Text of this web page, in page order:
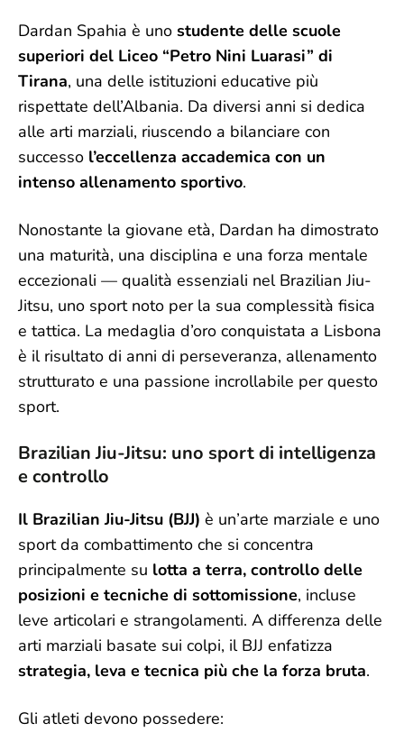
Dardan Spahia è uno studente delle scuole
superiori del Liceo “Petro Nini Luarasi” di
Tirana, una delle istituzioni educative più
rispettate dell’Albania. Da diversi anni si dedica
alle arti marziali, riuscendo a bilanciare con
successo l’eccellenza accademica con un
intenso allenamento sportivo.
Nonostante la giovane età, Dardan ha dimostrato
una maturità, una disciplina e una forza mentale
eccezionali — qualità essenziali nel Brazilian Jiu-
Jitsu, uno sport noto per la sua complessità fisica
e tattica. La medaglia d’oro conquistata a Lisbona
è il risultato di anni di perseveranza, allenamento
strutturato e una passione incrollabile per questo
sport.
Brazilian Jiu-Jitsu: uno sport di intelligenza
e controllo
Il Brazilian Jiu-Jitsu (BJJ) è un’arte marziale e uno
sport da combattimento che si concentra
principalmente su lotta a terra, controllo delle
posizioni e tecniche di sottomissione, incluse
leve articolari e strangolamenti. A differenza delle
arti marziali basate sui colpi, il BJJ enfatizza
strategia, leva e tecnica più che la forza bruta.
Gli atleti devono possedere: